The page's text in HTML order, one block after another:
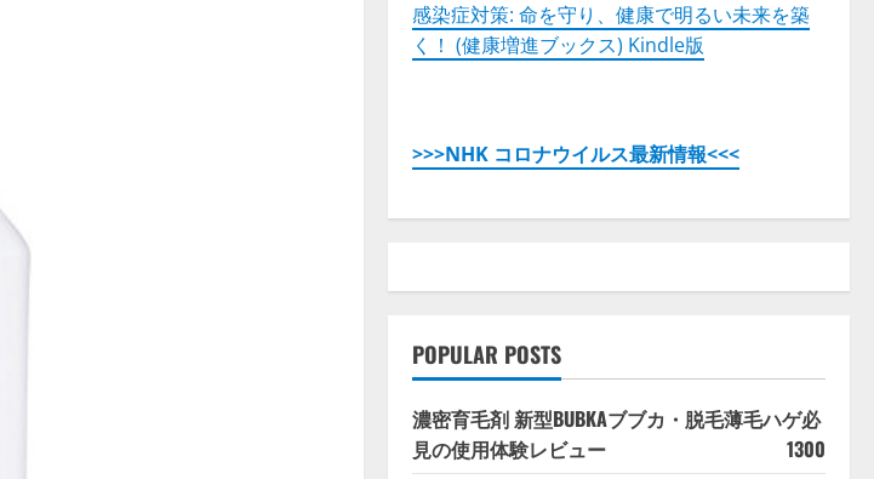
感染症対策: 命を守り、健康で明るい未来を築
く！ (健康増進ブックス) Kindle版
>>>NHK コロナウイルス最新情報<<<
POPULAR POSTS
濃密育毛剤 新型BUBKAブブカ・脱毛薄毛ハゲ必
見の使用体験レビュー
1300